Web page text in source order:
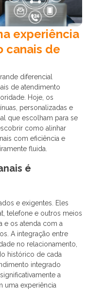
experiência
canais de
diferencial
de atendimento
Hoje, os
personalizadas e
que escolham para se
como alinhar
com eficiência e
fluida.
é
e exigentes. Eles
telefone e outros meios
e os atenda com a
A integração entre
no relacionamento,
histórico de cada
integrado
a
uma experiência